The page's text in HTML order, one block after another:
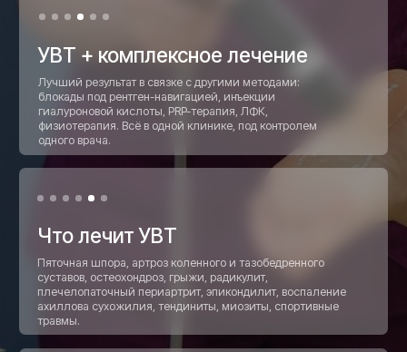
3-7 сеансов по 15-20 минут с
интервалом 5-7 дней. Без
госпитализации — пришли, сделали,
ушли.
Курс УВТ
если нужно усилить эффект. Всё в одной
клинике.
(при необходимости)